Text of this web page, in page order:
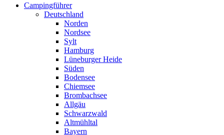
Campingführer
Deutschland
Norden
Nordsee
Sylt
Hamburg
Lüneburger Heide
Süden
Bodensee
Chiemsee
Brombachsee
Allgäu
Schwarzwald
Altmühltal
Bayern